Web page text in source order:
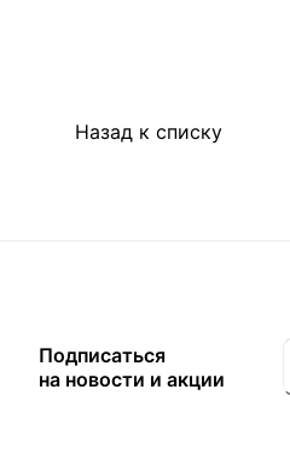
Назад к списку
Подписаться
на новости и акции